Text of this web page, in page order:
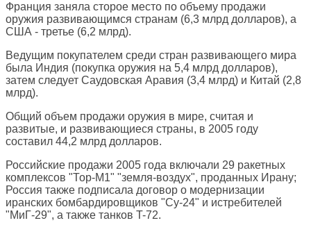
Франция заняла сторое место по объему продажи
оружия развивающимся странам (6,3 млрд долларов), а
США - третье (6,2 млрд).
Ведущим покупателем среди стран развивающего мира
была Индия (покупка оружия на 5,4 млрд долларов),
затем следует Саудовская Аравия (3,4 млрд) и Китай (2,8
млрд).
Общий объем продажи оружия в мире, считая и
развитые, и развивающиеся страны, в 2005 году
составил 44,2 млрд долларов.
Российские продажи 2005 года включали 29 ракетных
комплексов "Тор-М1" "земля-воздух", проданных Ирану;
Россия также подписала договор о модернизации
иранских бомбардировщиков "Су-24" и истребителей
"МиГ-29", а также танков T-72.